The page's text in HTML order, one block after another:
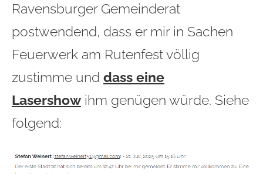
Ravensburger Gemeinderat
postwendend, dass er mir in Sachen
Feuerwerk am Rutenfest völlig
zustimme und dass eine
Lasershow ihm genügen würde. Siehe
folgend: